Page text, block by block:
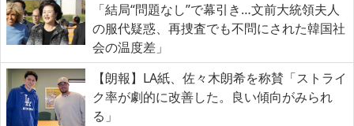
「結局“問題なし”で幕引き…文前大統領夫人
の服代疑惑、再捜査でも不問にされた韓国社
会の温度差」
【朗報】LA紙、佐々木朗希を称賛「ストライ
ク率が劇的に改善した。良い傾向がみられ
る」